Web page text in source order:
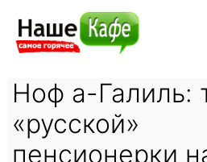
Ноф а-Галиль:
«русской»
пенсионерки